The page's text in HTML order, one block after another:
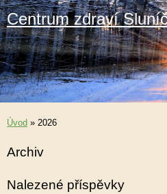
Centrum zdraví
Úvod » 2026
Archiv
Nalezené příspěvky